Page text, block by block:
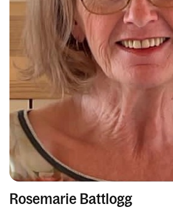
Pfarrliche Schwerpunkte
Sakramente
Tod, Beerdigung & Trauer
Service
Kalender
Personen
Rosemarie Battlogg